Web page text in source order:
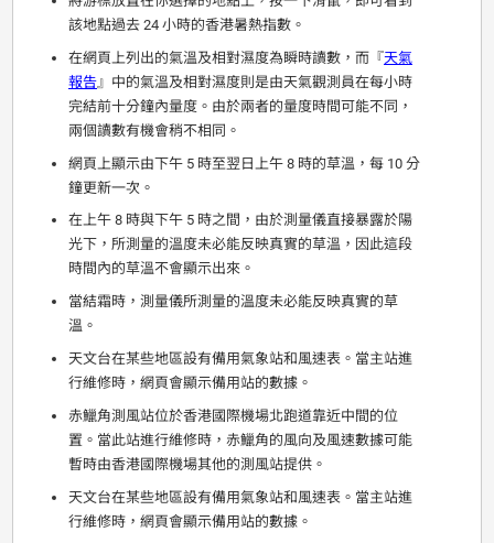
該地點過去 24 小時的香港暑熱指數。
在網頁上列出的氣溫及相對濕度為瞬時讀數，而『天氣
報告 』中的氣溫及相對濕度則是由天氣觀測員在每小時
完結前十分鐘內量度。由於兩者的量度時間可能不同，
兩個讀數有機會稍不相同。
網頁上顯示由下午 5 時至翌日上午 8 時的草溫，每 10 分
鐘更新一次。
在上午 8 時與下午 5 時之間，由於測量儀直接暴露於陽
光下，所測量的溫度未必能反映真實的草溫，因此這段
時間內的草溫不會顯示出來。
當結霜時，測量儀所測量的溫度未必能反映真實的草
溫。
天文台在某些地區設有備用氣象站和風速表。當主站進
行維修時，網頁會顯示備用站的數據。
赤鱲角測風站位於香港國際機場北跑道靠近中間的位
置。當此站進行維修時，赤鱲角的風向及風速數據可能
暫時由香港國際機場其他的測風站提供。
天文台在某些地區設有備用氣象站和風速表。當主站進
行維修時，網頁會顯示備用站的數據。